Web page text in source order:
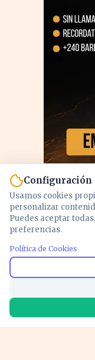
Configuración
Usamos cookies
personalizar
Puedes aceptar
preferencias.
Política de Cookies